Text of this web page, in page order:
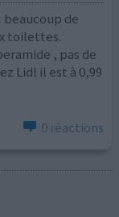
de
toilettes.
, pas de
Lidl il est à 0,99
0 réactions